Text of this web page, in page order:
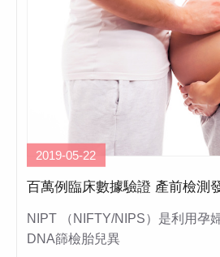
2019-05-22
百萬例臨床數據驗證 產前檢測
NIPT （NIFTY/NIPS）是利用孕
DNA篩檢胎兒異